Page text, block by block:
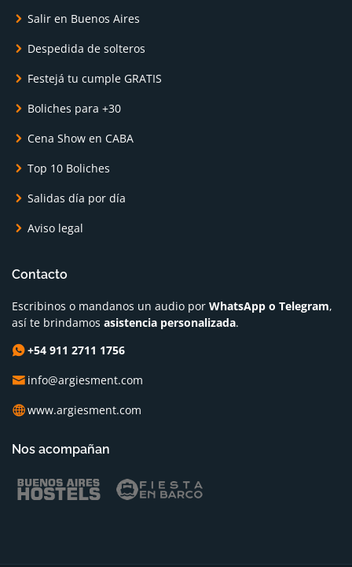
Salir en Buenos Aires
Despedida de solteros
Festejá tu cumple GRATIS
Boliches para +30
Cena Show en CABA
Top 10 Boliches
Salidas día por día
Aviso legal
Contacto
Escribinos o mandanos un audio por WhatsApp o Telegram,
así te brindamos asistencia personalizada.
+54 911 2711 1756
info@argiesment.com
www.argiesment.com
Nos acompañan